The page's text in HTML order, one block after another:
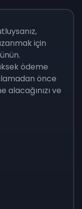
için
ödeme
önce
ve